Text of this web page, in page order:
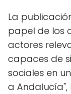
La
papel de los
actores
capaces de
sociales en
a Andalucía",